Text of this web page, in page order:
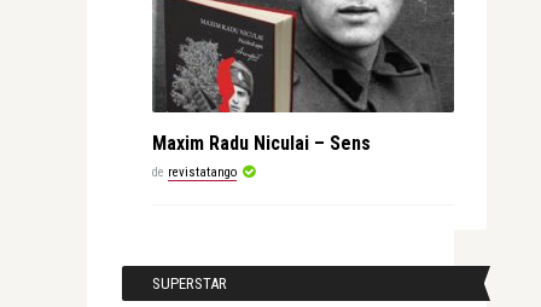
Maxim Radu Niculai – Sens
de revistatango
SUPERSTAR